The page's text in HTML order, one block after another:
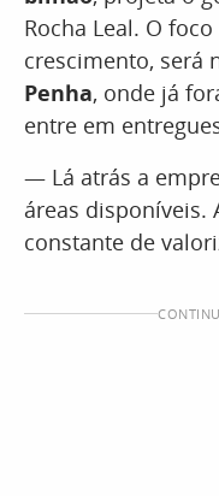
Rocha Leal. O
crescimento, será
Penha, onde já
entre em
— Lá atrás a
áreas disponíveis.
constante de